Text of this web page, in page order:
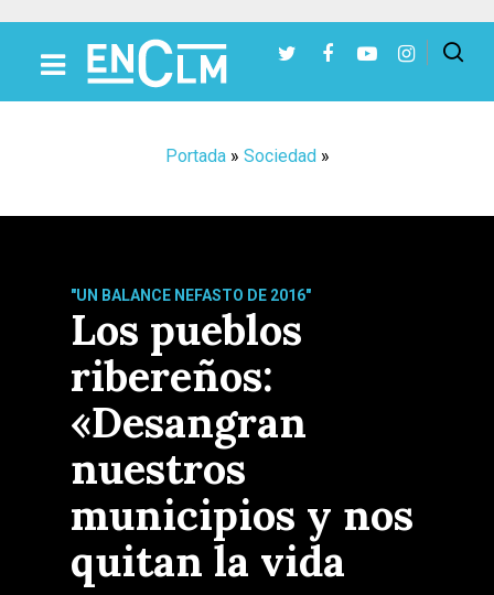
Portada» Sociedad»
"UN BALANCE NEFASTO DE 2016"
Los pueblos
ribereños:
«Desangran
nuestros
municipios y nos
quitan la vida